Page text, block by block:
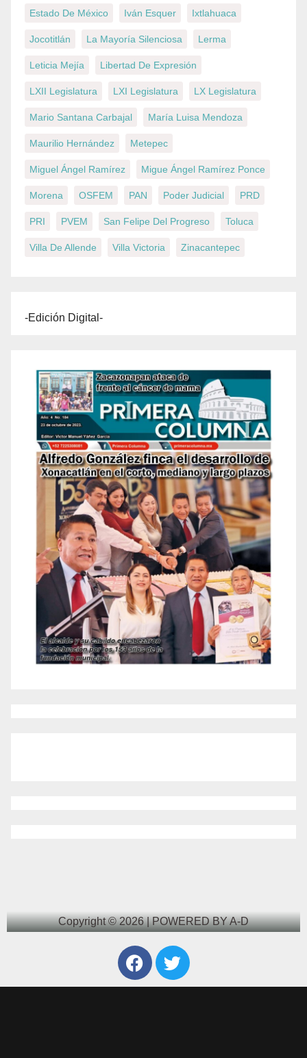
Estado De México Iván Esquer Ixtlahuaca
Jocotitlán La Mayoría Silenciosa Lerma
Leticia Mejía Libertad De Expresión
LXII Legislatura LXI Legislatura LX Legislatura
Mario Santana Carbajal María Luisa Mendoza
Maurilio Hernández Metepec
Miguel Ángel Ramírez Migue Ángel Ramírez Ponce
Morena OSFEM PAN Poder Judicial PRD
PRI PVEM San Felipe Del Progreso Toluca
Villa De Allende Villa Victoria Zinacantepec
-Edición Digital-
Copyright © 2026 | POWERED BY A-D